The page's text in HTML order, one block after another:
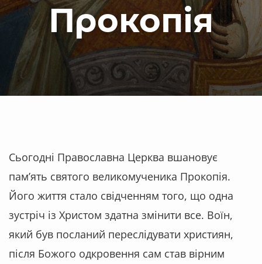
Прокопія
Сьогодні Православна Церква вшановує
пам’ять святого великомученика Прокопія.
Його життя стало свідченням того, що одна
зустріч із Христом здатна змінити все. Воїн,
який був посланий переслідувати християн,
після Божого одкровення сам став вірним